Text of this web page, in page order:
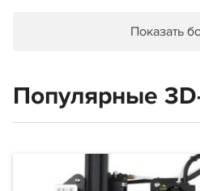
Показать
Популярные